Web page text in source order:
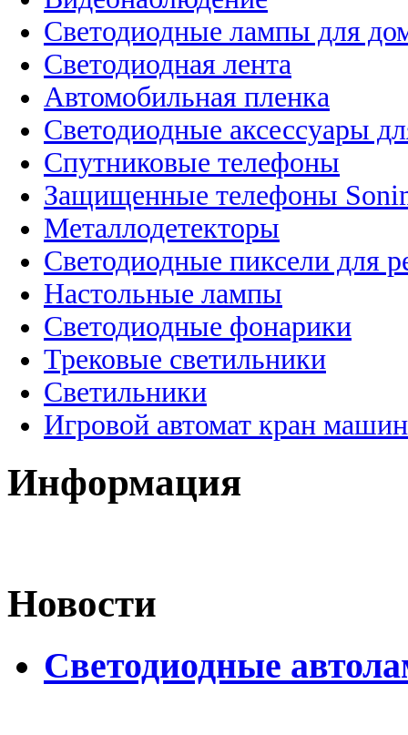
Светодиодные лампы для
Светодиодная лента
Автомобильная пленка
Светодиодные аксессуары
Спутниковые телефоны
Защищенные телефоны
Металлодетекторы
Светодиодные пиксели для
Настольные лампы
Светодиодные фонарики
Трековые светильники
Светильники
Игровой автомат кран
Информация
Новости
Светодиодные